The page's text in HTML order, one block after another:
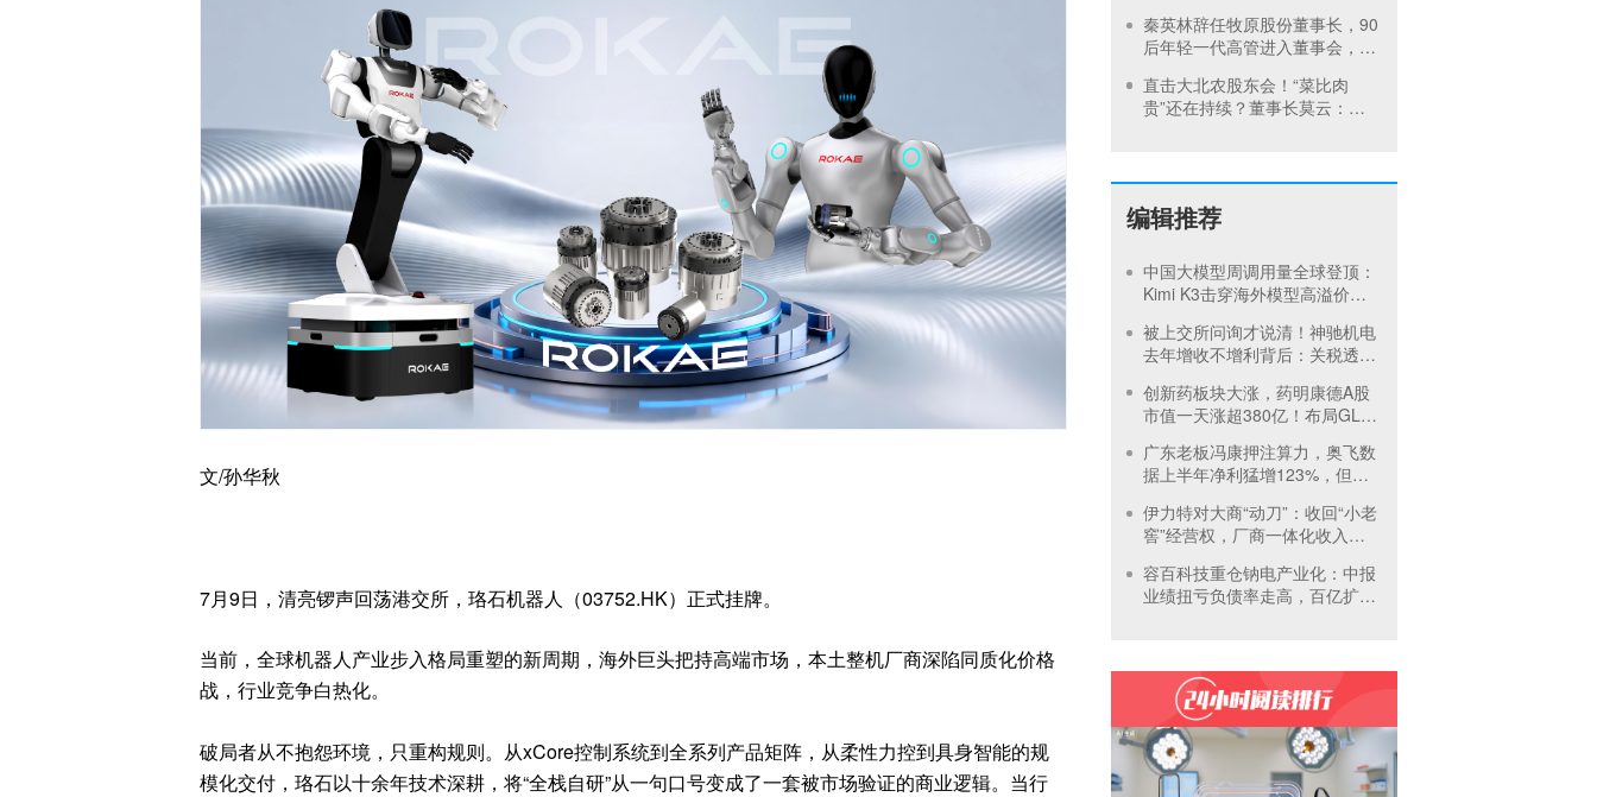
文/孙华秋
7月9日，清亮锣声回荡港交所，珞石机器人（03752.HK）正式挂牌。
当前，全球机器人产业步入格局重塑的新周期，海外巨头把持高端市场，本土整机厂商深陷同质化价格
战，行业竞争白热化。
破局者从不抱怨环境，只重构规则。从xCore控制系统到全系列产品矩阵，从柔性力控到具身智能的规
模化交付，珞石以十余年技术深耕，将“全栈自研”从一句口号变成了一套被市场验证的商业逻辑。当行
秦英林辞任牧原股份董事长，90
后年轻一代高管进入董事会，公
直击大北农股东会！“菜比肉
贵”还在持续？董事长莫云：对
编辑推荐
中国大模型周调用量全球登顶：
Kimi K3击穿海外模型高溢价壁
被上交所问询才说清！神驰机电
去年增收不增利背后：关税透支
创新药板块大涨，药明康德A股
市值一天涨超380亿！布局GLP-
广东老板冯康押注算力，奥飞数
据上半年净利猛增123%，但总
伊力特对大商“动刀”：收回“小老
窖”经营权，厂商一体化收入全
容百科技重仓钠电产业化：中报
业绩扭亏负债率走高，百亿扩产